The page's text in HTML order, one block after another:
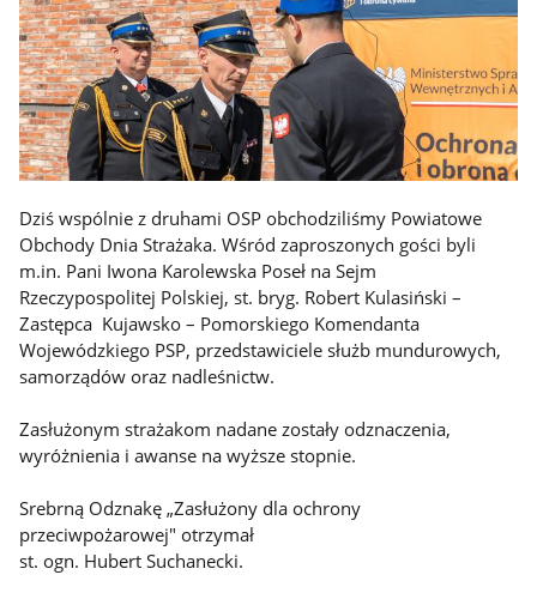
Dziś wspólnie z druhami OSP obchodziliśmy Powiatowe
Obchody Dnia Strażaka. Wśród zaproszonych gości byli
m.in. Pani Iwona Karolewska Poseł na Sejm
Rzeczypospolitej Polskiej, st. bryg. Robert Kulasiński –
Zastępca Kujawsko – Pomorskiego Komendanta
Wojewódzkiego PSP, przedstawiciele służb mundurowych,
samorządów oraz nadleśnictw.
Zasłużonym strażakom nadane zostały odznaczenia,
wyróżnienia i awanse na wyższe stopnie.
Srebrną Odznakę „Zasłużony dla ochrony
przeciwpożarowej" otrzymał
st. ogn. Hubert Suchanecki.